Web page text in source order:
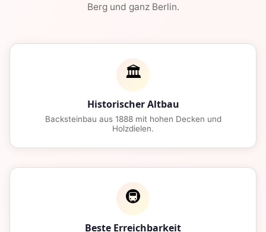
Berg und ganz Berlin.
🏛️
Historischer Altbau
Backsteinbau aus 1888 mit hohen Decken und
Holzdielen.
🚇
Beste Erreichbarkeit